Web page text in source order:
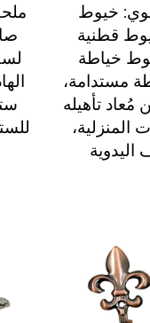
خيوط
قطنية
خياطة
مستدامة،
مُعاد تأهيله
المنزلية،
اليدوية